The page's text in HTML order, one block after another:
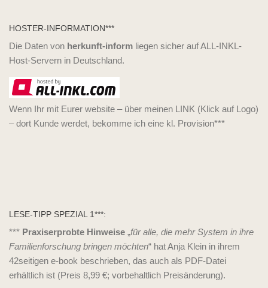
HOSTER-INFORMATION***
Die Daten von herkunft-inform liegen sicher auf ALL-INKL-
Host-Servern in Deutschland.
Wenn Ihr mit Eurer website – über meinen LINK (Klick auf Logo)
– dort Kunde werdet, bekomme ich eine kl. Provision***
LESE-TIPP SPEZIAL 1***:
*** Praxiserprobte Hinweise „für alle, die mehr System in ihre
Familienforschung bringen möchten“ hat Anja Klein in ihrem
42seitigen e-book beschrieben, das auch als PDF-Datei
erhältlich ist (Preis 8,99 €; vorbehaltlich Preisänderung).